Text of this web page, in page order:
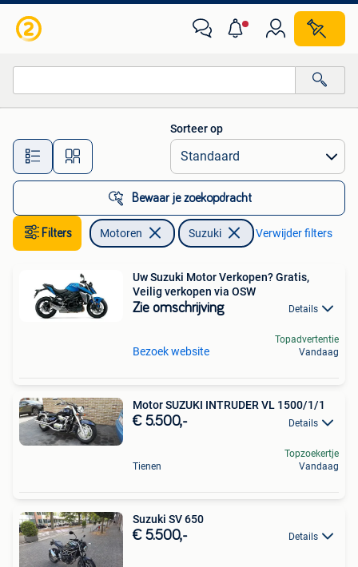
Alle afstanden…
Sorteer op
Bewaar je zoekopdracht
Filters Motoren Suzuki Verwijder filters
Uw Suzuki Motor Verkopen? Gratis,
Veilig verkopen via OSW
Zie omschrijving Details
Bezoek website
Topadvertentie
Vandaag
Motor SUZUKI INTRUDER VL 1500/1/1
€ 5.500,- Details
Tienen
Topzoekertje
Vandaag
Suzuki SV 650
€ 5.500,- Details